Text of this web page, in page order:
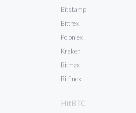
Bitstamp
Bittrex
Poloniex
Kraken
Bitmex
Bitfinex
HitBTC